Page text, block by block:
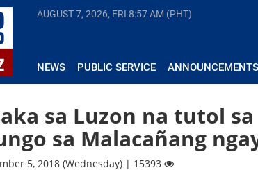
AUGUST 7, 2026, FRI 8:57 AM (PHT)
NEWS PUBLIC SERVICE ANNOUNCEMENTS
sa Luzon na tutol
sa Malacañang
5, 2018 (Wednesday) | 15393